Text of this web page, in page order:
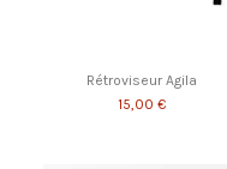
Rétroviseur Agila
15,00 €